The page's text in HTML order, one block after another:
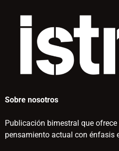
Sobre nosotros
Publicación bimestral que
pensamiento actual con énfasis